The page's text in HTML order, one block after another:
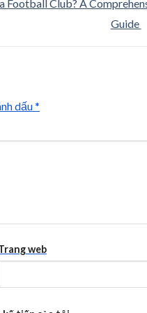
Football Club? A
Guide
dấu*
web